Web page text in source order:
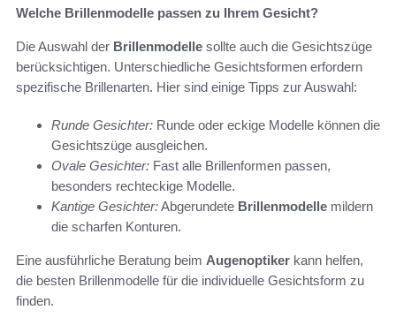
Welche Brillenmodelle passen zu Ihrem Gesicht?
Die Auswahl der Brillenmodelle sollte auch die Gesichtszüge
berücksichtigen. Unterschiedliche Gesichtsformen erfordern
spezifische Brillenarten. Hier sind einige Tipps zur Auswahl:
Runde Gesichter: Runde oder eckige Modelle können die
Gesichtszüge ausgleichen.
Ovale Gesichter: Fast alle Brillenformen passen,
besonders rechteckige Modelle.
Kantige Gesichter:Abgerundete Brillenmodelle mildern
die scharfen Konturen.
Eine ausführliche Beratung beim Augenoptiker kann helfen,
die besten Brillenmodelle für die individuelle Gesichtsform zu
finden.